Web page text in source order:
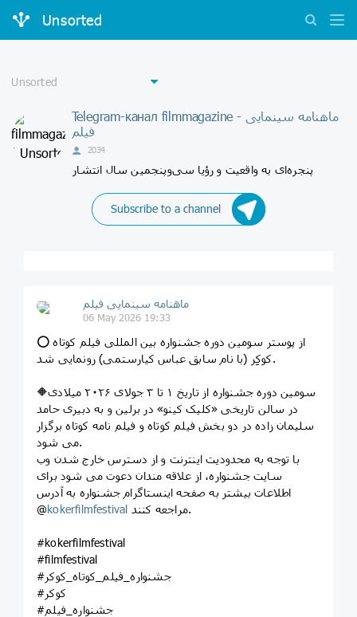
Unsorted
Telegram-канал filmmagazine - ماهنامه سینمایی
فیلم
2034
پنجره‌ای به واقعیت و رؤیا سی‌و‌پنجمین سال انتشار
Subscribe to a channel
ماهنامه سینمایی فیلم
06 May 2026 19:33
⭕️ از پوستر‌ سومین دوره جشنواره بین المللی فیلم کوتاه
کوکِر (با نام سابق عباس کیارستمی) رونمایی شد.
🔶سومین دوره جشنواره از تاریخ ۱ تا ۳ جولای ۲۰۲۶ میلادی
در سالن تاریخی «کلیک کینو» در برلین و به دبیری حامد
سلیمان زاده در دو بخش فیلم کوتاه و فیلم نامه کوتاه برگزار
می شود.
با توجه به محدودیت اینترنت و از دسترس خارج شدن وب
سایت جشنواره، از علاقه مندان دعوت می شود برای
اطلاعات بیشتر به صفحه اینستاگرام جشنواره به آدرس
@kokerfilmfestival مراجعه کنند.
#kokerfilmfestival
#filmfestival
#جشنواره_فیلم_کوتاه_کوکر
#کوکر
#جشنواره_فیلم